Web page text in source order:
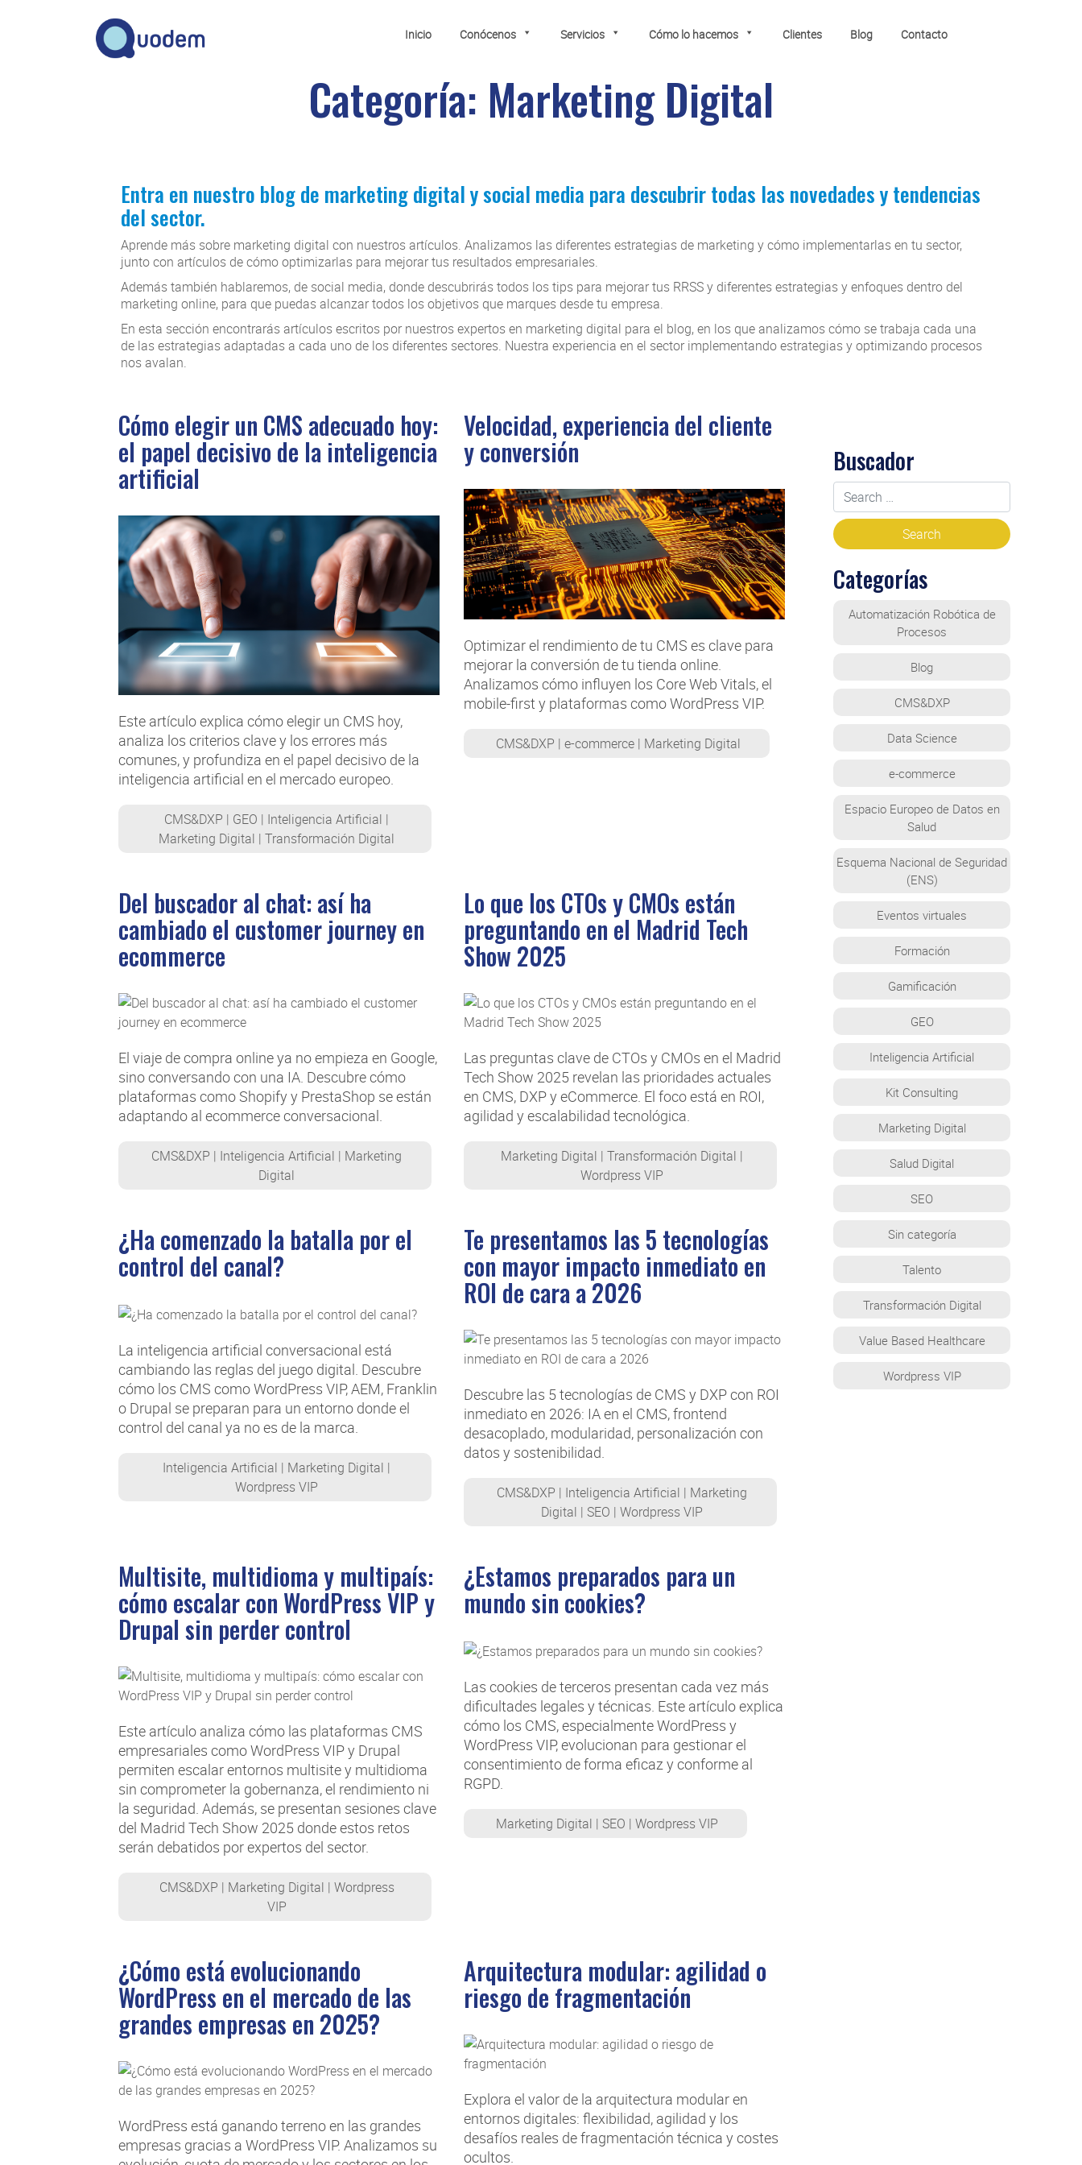
Inicio Conócenos Servicios Cómo lo hacemos Clientes Blog Contacto
Categoría: Marketing Digital
Entra en nuestro blog de marketing digital y social media para descubrir todas las novedades y tendencias
del sector.
Aprende más sobre marketing digital con nuestros artículos. Analizamos las diferentes estrategias de marketing y cómo implementarlas en tu sector,
junto con artículos de cómo optimizarlas para mejorar tus resultados empresariales.
Además también hablaremos, de social media, donde descubrirás todos los tips para mejorar tus RRSS y diferentes estrategias y enfoques dentro del
marketing online, para que puedas alcanzar todos los objetivos que marques desde tu empresa.
En esta sección encontrarás artículos escritos por nuestrosexpertos en marketing digital para el blog, en los que analizamos cómo se trabaja cada una
de las estrategias adaptadas a cada uno de los diferentes sectores. Nuestra experiencia en el sector implementando estrategias y optimizando procesos
nos avalan.
Cómo elegir un CMS adecuado hoy:
el papel decisivo de la inteligencia
artificial
Este artículo explica cómo elegir un CMS hoy,
analiza los criterios clave y los errores más
comunes, y profundiza en el papel decisivo de la
inteligencia artificial en el mercado europeo.
CMS&DXP | GEO | Inteligencia Artificial |
Marketing Digital | Transformación Digital
Velocidad, experiencia del cliente
y conversión
Optimizar el rendimiento de tu CMS es clave para
mejorar la conversión de tu tienda online.
Analizamos cómo influyen los Core Web Vitals, el
mobile-first y plataformas como WordPress VIP.
CMS&DXP | e-commerce | Marketing Digital
Del buscador al chat: así ha
cambiado el customer journey en
ecommerce
El viaje de compra online ya no empieza en Google,
sino conversando con una IA. Descubre cómo
plataformas como Shopify y PrestaShop se están
adaptando al ecommerce conversacional.
CMS&DXP | Inteligencia Artificial | Marketing
Digital
Lo que los CTOs y CMOs están
preguntando en el Madrid Tech
Show 2025
Las preguntas clave de CTOs y CMOs en el Madrid
Tech Show 2025 revelan las prioridades actuales
en CMS, DXP y eCommerce. El foco está en ROI,
agilidad y escalabilidad tecnológica.
Marketing Digital | Transformación Digital |
Wordpress VIP
¿Ha comenzado la batalla por el
control del canal?
La inteligencia artificial conversacional está
cambiando las reglas del juego digital. Descubre
cómo los CMS como WordPress VIP, AEM, Franklin
o Drupal se preparan para un entorno donde el
control del canal ya no es de la marca.
Inteligencia Artificial | Marketing Digital |
Wordpress VIP
Te presentamos las 5 tecnologías
con mayor impacto inmediato en
ROI de cara a 2026
Descubre las 5 tecnologías de CMS y DXP con ROI
inmediato en 2026: IA en el CMS, frontend
desacoplado, modularidad, personalización con
datos y sostenibilidad.
CMS&DXP | Inteligencia Artificial | Marketing
Digital | SEO | Wordpress VIP
Multisite, multidioma y multipaís:
cómo escalar con WordPress VIP y
Drupal sin perder control
Este artículo analiza cómo las plataformas CMS
empresariales como WordPress VIP y Drupal
permiten escalar entornos multisite y multidioma
sin comprometer la gobernanza, el rendimiento ni
la seguridad. Además, se presentan sesiones clave
del Madrid Tech Show 2025 donde estos retos
serán debatidos por expertos del sector.
CMS&DXP | Marketing Digital | Wordpress
VIP
¿Estamos preparados para un
mundo sin cookies?
Las cookies de terceros presentan cada vez más
dificultades legales y técnicas. Este artículo explica
cómo los CMS, especialmente WordPress y
WordPress VIP, evolucionan para gestionar el
consentimiento de forma eficaz y conforme al
RGPD.
Marketing Digital | SEO | Wordpress VIP
¿Cómo está evolucionando
WordPress en el mercado de las
grandes empresas en 2025?
WordPress está ganando terreno en las grandes
empresas gracias a WordPress VIP. Analizamos su
Arquitectura modular: agilidad o
riesgo de fragmentación
Explora el valor de la arquitectura modular en
entornos digitales: flexibilidad, agilidad y los
desafíos reales de fragmentación técnica y costes
ocultos.
Buscador
Categorías
Automatización Robótica de
Procesos
Blog
CMS&DXP
Data Science
e-commerce
Espacio Europeo de Datos en
Salud
Esquema Nacional de Seguridad
(ENS)
Eventos virtuales
Formación
Gamificación
GEO
Inteligencia Artificial
Kit Consulting
Marketing Digital
Salud Digital
SEO
Sin categoría
Talento
Transformación Digital
Value Based Healthcare
Wordpress VIP